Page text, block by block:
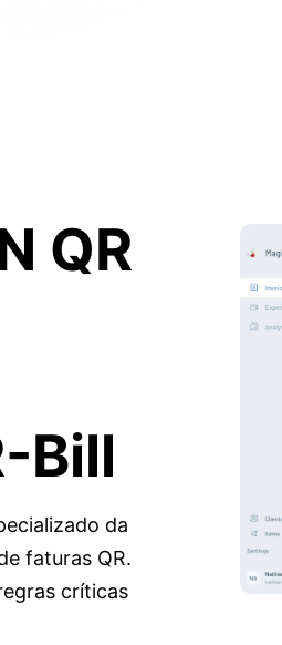
QR
Bill
da
faturas QR.
críticas